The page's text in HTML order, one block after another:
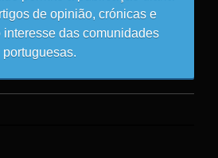
de opinião, crónicas e
interesse das comunidades
portuguesas.